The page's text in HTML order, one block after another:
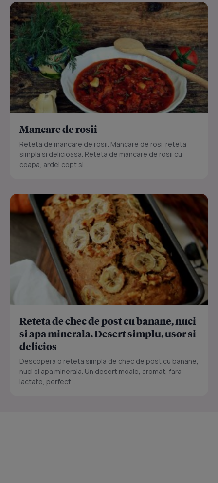
Mancare de rosii
Reteta de mancare de rosii. Mancare de rosii reteta
simpla si delicioasa. Reteta de mancare de rosii cu
ceapa, ardei copt si...
Reteta de chec de post cu banane, nuci
si apa minerala. Desert simplu, usor si
delicios
Descopera o reteta simpla de chec de post cu banane,
nuci si apa minerala. Un desert moale, aromat, fara
lactate, perfect...